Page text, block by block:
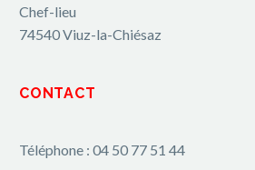
Chef-lieu
74540 Viuz-la-Chiésaz
CONTACT
Téléphone : 04 50 77 51 44